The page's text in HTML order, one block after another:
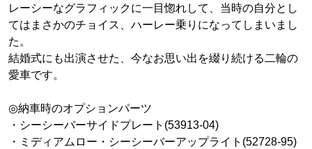
レーシーなグラフィックに一目惚れして、当時の自分とし
てはまさかのチョイス、ハーレー乗りになってしまいまし
た。
結婚式にも出演させた、今なお思い出を綴り続ける二輪の
愛車です。
◎納車時のオプションパーツ
・シーシーバーサイドプレート(53913-04)
・ミディアムロー・シーシーバーアップライト(52728-95)